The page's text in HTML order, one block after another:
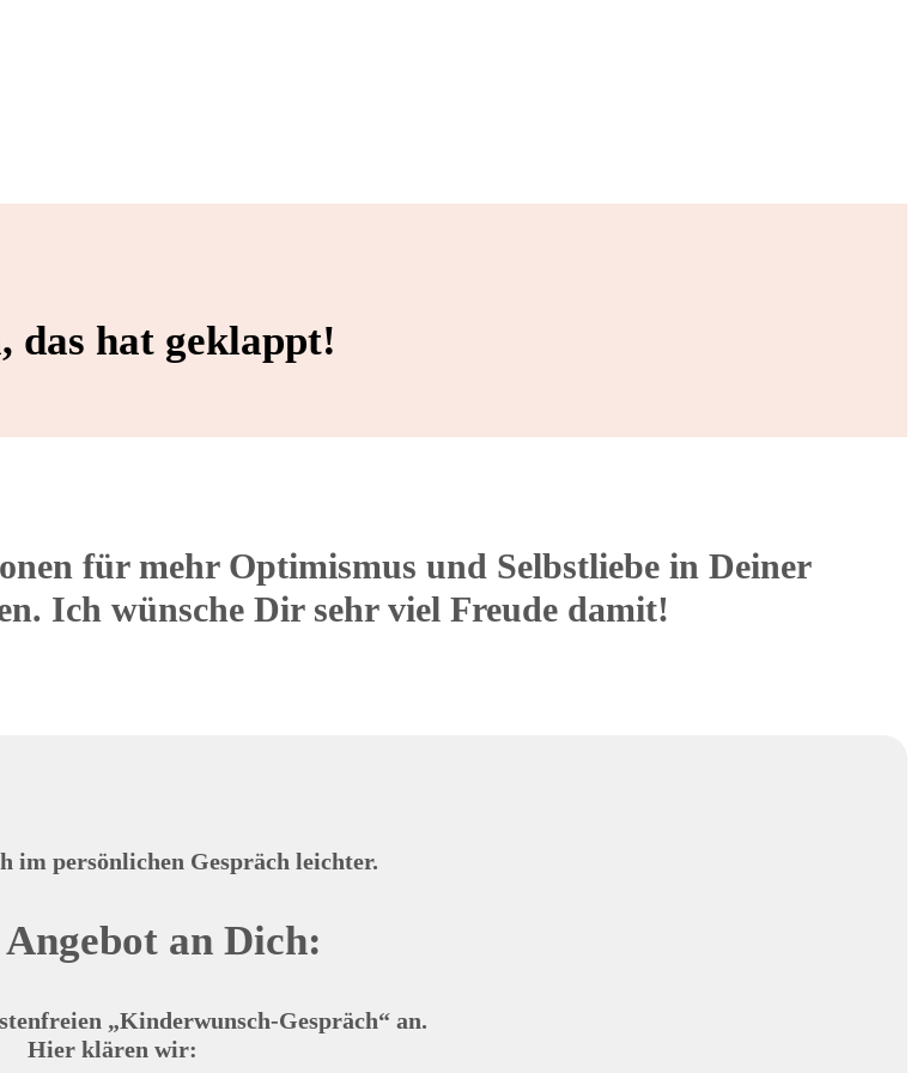
das hat geklappt!
für mehr Optimismus und Selbstliebe in Deiner
Ich wünsche Dir sehr viel Freude damit!
im persönlichen Gespräch leichter.
an Dich:
„Kinderwunsch-Gespräch“ an.
Hier klären wir: